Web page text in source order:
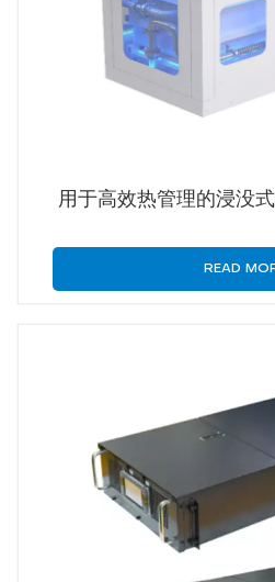
用于高效热管理的浸没
READ